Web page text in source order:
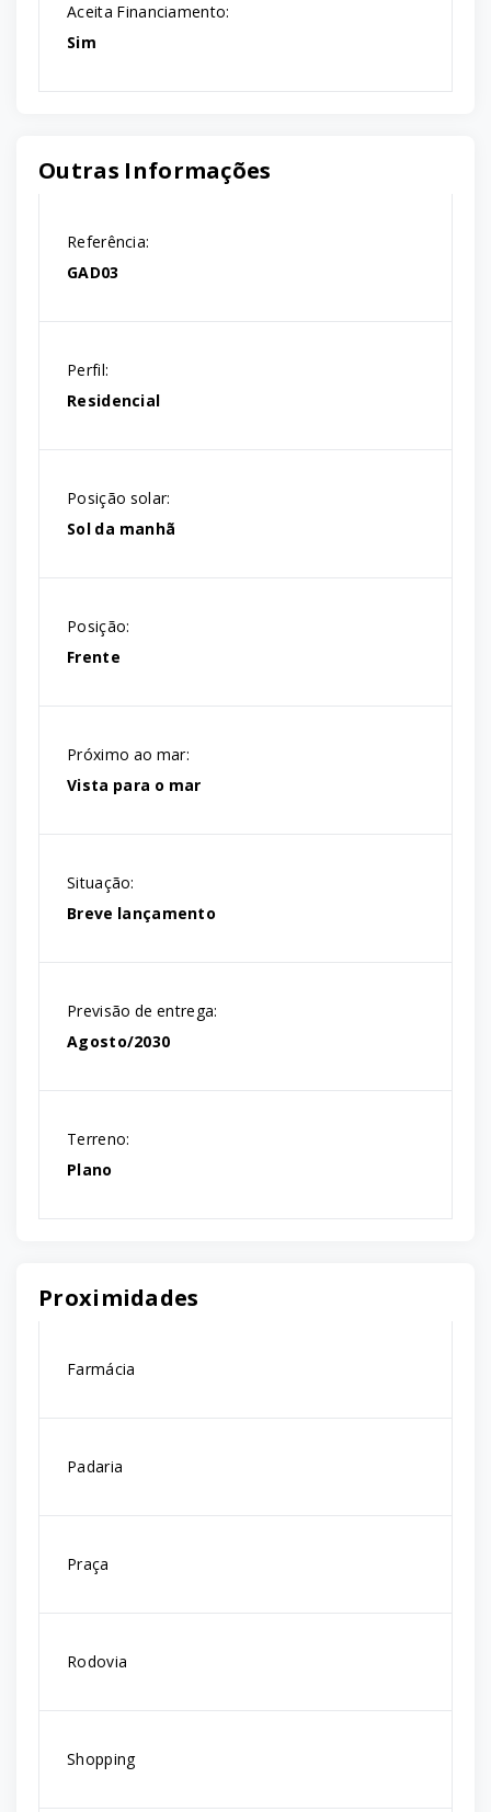
Aceita Financiamento:
Sim
Outras Informações
Referência:
GAD03
Perfil:
Residencial
Posição solar:
Sol da manhã
Posição:
Frente
Próximo ao mar:
Vista para o mar
Situação:
Breve lançamento
Previsão de entrega:
Agosto/2030
Terreno:
Plano
Proximidades
Farmácia
Padaria
Praça
Rodovia
Shopping